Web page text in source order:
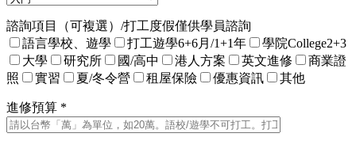
諮詢項目（可複選）/打工度假僅供學員諮詢
語言學校、遊學
打工遊學6+6月/1+1年
學院College2+3
大學
研究所 國/高中 港人方案 英文進修
商業證
照
實習 夏/冬令營 租屋保險 優惠資訊 其他
進修預算 *